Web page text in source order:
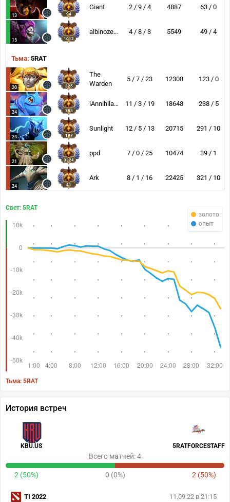
13 94
Giant 2 / 9 / 4 4887 63 / 0
15 1012
albinozebra 4 / 8 / 3 5549 49 / 4
Тьма: 5RAT
20 325
The
Warden
5 / 7 / 23 12308 123 / 0
24 783
iAnnihilate 11 / 3 / 19 18648 238 / 5
24 197
Sunlight 12 / 5 / 13 20715 291 / 10
21 3324
ppd 7 / 0 / 25 10474 39 / 1
24 41
Ark 8 / 1 / 16 22425 321 / 10
золото
опыт
Свет: 5RAT
Тьма: 5RAT
История встреч
KBU.US 5RATFORCESTAFF
Всего матчей: 4
2 (50%) 0 (0%) 2 (50%)
11.09.22 в 21:15
TI 2022